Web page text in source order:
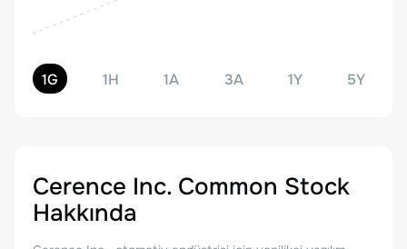
1G 1H 1A 3A 1Y 5Y
Cerence Inc. Common Stock
Hakkında